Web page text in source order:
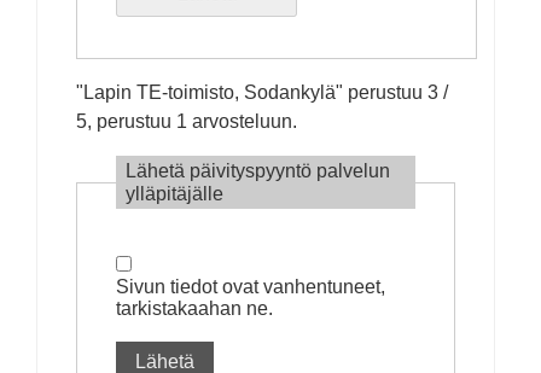
" Lapin TE-toimisto, Sodankylä" perustuu 3 /
5, perustuu 1 arvosteluun.
Lähetä päivityspyyntö palvelun
ylläpitäjälle
Sivun tiedot ovat vanhentuneet,
tarkistakaahan ne.
Lähetä